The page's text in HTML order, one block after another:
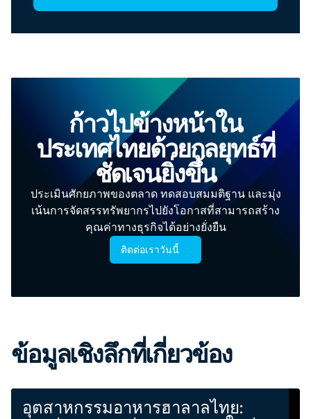
ก้าวไปข้างหน้าใน
ประเทศไทยด้วยกลยุทธ์ที่
ชัดเจนยิ่งขึ้น
ประเมินศักยภาพของตลาด ทดสอบสมมติฐาน และมุ่ง
เน้นการจัดสรรทรัพยากรไปยังโอกาสที่สามารถสร้าง
คุณค่าทางธุรกิจได้อย่างยั่งยืน
ติดต่อเราวันนี้
ข้อมูลเชิงลึกที่เกี่ยวข้อง
อุตสาหกรรมอาหารฮาลาลไทย: